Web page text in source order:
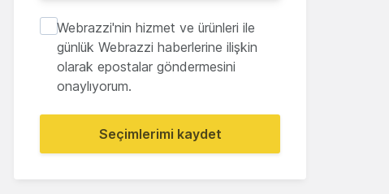
Webrazzi'nin hizmet ve ürünleri ile
günlük Webrazzi haberlerine ilişkin
olarak epostalar göndermesini
onaylıyorum.
Seçimlerimi kaydet